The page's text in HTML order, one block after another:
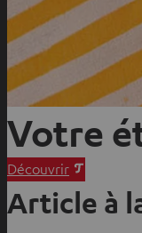
Votre
Découvrir
v
Article à